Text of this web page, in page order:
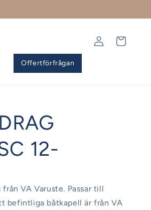
Offertförfrågan
Logga
Varukorg
12-
VA Varuste. Passar till
befintliga båtkapell är från VA